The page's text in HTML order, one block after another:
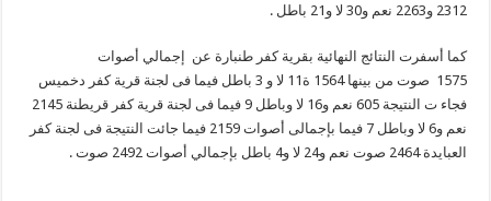
2312 و2263 نعم و30 لا و21 باطل .
كما أسفرت النتائج النهائية بقرية كفر طنبارة عن إجمالي أصوات
1575 صوت من بينها 1564 ة11 لا و 3 باطل فيما فى لجنة قرية كفر دخميس
فجاء ت النتيجة 605 نعم و16 لا وباطل 9 فيما فى لجنة قرية كفر قريطنة 2145
نعم و6 لا وباطل 7 فيما بإجمالى أصوات 2159 فيما جائت النتيجة فى لجنة كفر
العبايدة 2464 صوت نعم و24 لا و4 باطل بإجمالي أصوات 2492 صوت .